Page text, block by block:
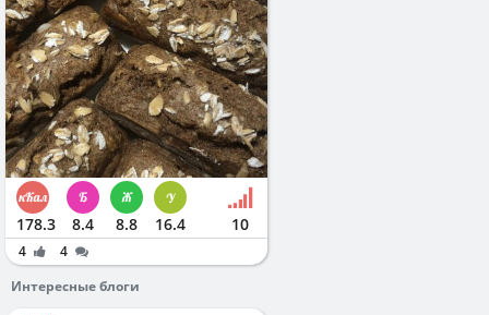
178.3 8.4 8.8 16.4 10
4
4
Интересные блоги